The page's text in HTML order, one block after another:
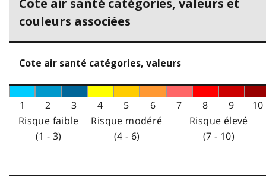
Cote air santé catégories, valeurs et
couleurs associées
Cote air santé catégories, valeurs
1 2 3 4 5 6 7 8 9
10
Risque faible
(1 - 3)
Risque modéré
(4 - 6)
Risque élevé
(7 - 10)